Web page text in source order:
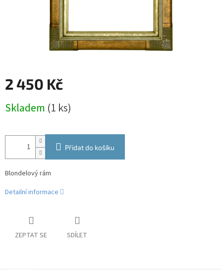
2 450 Kč
cena:
Skladem (1 ks)
Přidat do košíku
Blondelový rám
Detailní informace
ZEPTAT SE SDÍLET